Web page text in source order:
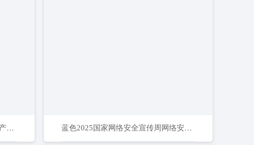
红色2025年全国安全生产月安全生产宣传海报 蓝色2025国家网络安全宣传周网络安全为人民海报